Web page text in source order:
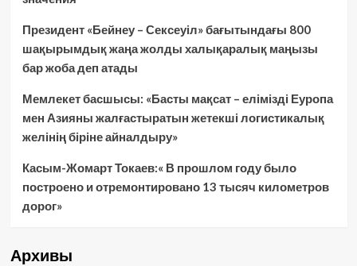
Президент «Бейнеу – Сексеуіл» бағытындағы 800
шақырымдық жаңа жолды халықаралық маңызы
бар жоба деп атады
Мемлекет басшысы: «Басты мақсат – елімізді Еуропа
мен Азияны жалғастыратын жетекші логистикалық
желінің біріне айналдыру»
Касым-Жомарт Токаев:« В прошлом году было
построено и отремонтировано 13 тысяч километров
дорог»
Архивы